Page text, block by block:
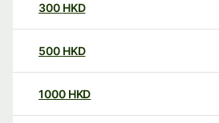
300 HKD
500 HKD
1000 HKD